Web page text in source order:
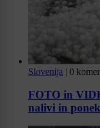
Slovenija | 0
FOTO in
nalivi in